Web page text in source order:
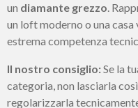
un diamante grezzo.
un loft moderno o una
estrema competenza
Il nostro consiglio:Se la
categoria, non lasciarla
regolarizzarla